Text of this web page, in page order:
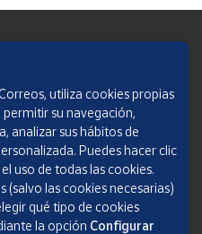
utiliza cookies propias
su navegación,
analizar sus hábitos de
Puedes hacer clic
uso de todas las cookies.
las cookies necesarias)
qué tipo de cookies
la opción Configurar